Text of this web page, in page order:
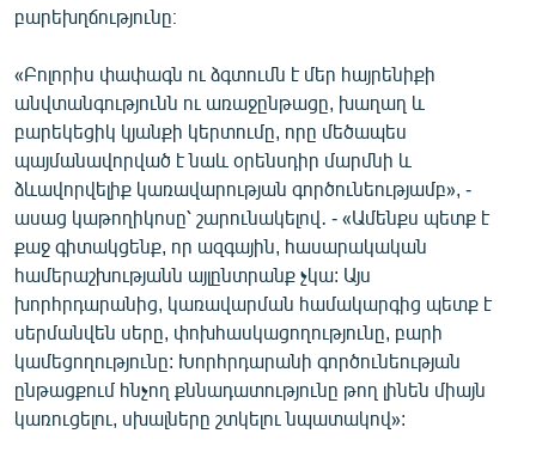
բարեխղճությունը։
«Բոլորիս փափագն ու ձգտումն է մեր հայրենիքի
անվտանգությունն ու առաջընթացը, խաղաղ և
բարեկեցիկ կյանքի կերտումը, որը մեծապես
պայմանավորված է նաև օրենսդիր մարմնի և
ձևավորվելիք կառավարության գործունեությամբ», -
ասաց կաթողիկոսը՝ շարունակելով․ - «Ամենքս պետք է
քաջ գիտակցենք, որ ազգային, հասարակական
համերաշխությանն այլընտրանք չկա: Այս
խորհրդարանից, կառավարման համակարգից պետք է
սերմանվեն սերը, փոխհասկացողությունը, բարի
կամեցողությունը: Խորհրդարանի գործունեության
ընթացքում հնչող քննադատությունը թող լինեն միայն
կառուցելու, սխալները շտկելու նպատակով»: